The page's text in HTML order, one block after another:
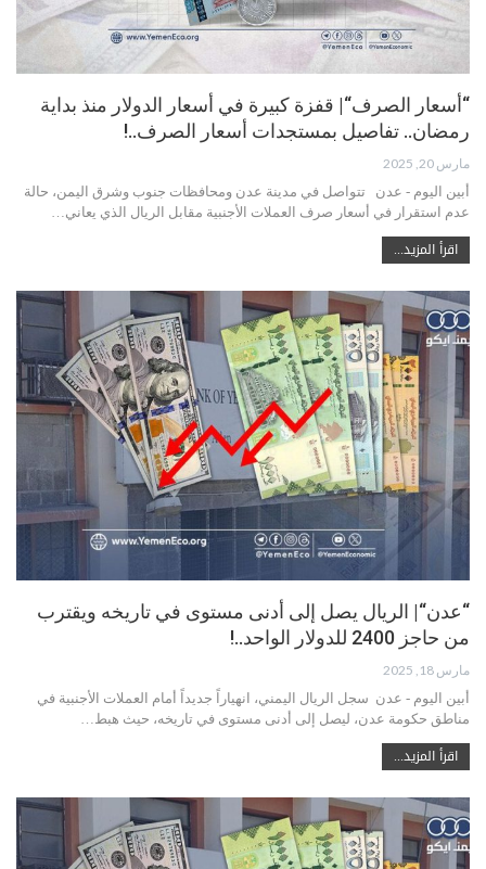
“أسعار الصرف“| قفزة كبيرة في أسعار الدولار منذ بداية
رمضان.. تفاصيل بمستجدات أسعار الصرف..!
مارس 20, 2025
أبين اليوم - عدن تتواصل في مدينة عدن ومحافظات جنوب وشرق اليمن، حالة
عدم استقرار في أسعار صرف العملات الأجنبية مقابل الريال الذي يعاني…
اقرأ المزيد...
“عدن“| الريال يصل إلى أدنى مستوى في تاريخه ويقترب
من حاجز 2400 للدولار الواحد..!
مارس 18, 2025
أبين اليوم - عدن سجل الريال اليمني، انهياراً جديداً أمام العملات الأجنبية في
مناطق حكومة عدن، ليصل إلى أدنى مستوى في تاريخه، حيث هبط…
اقرأ المزيد...